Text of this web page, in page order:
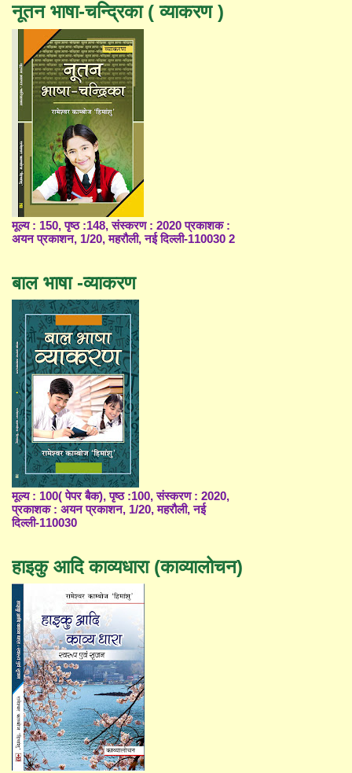
नूतन भाषा-चन्द्रिका ( व्याकरण )
मूल्य : 150, पृष्ठ :148, संस्करण : 2020 प्रकाशक :
अयन प्रकाशन, 1/20, महरौली, नई दिल्ली-110030 2
बाल भाषा -व्याकरण
मूल्य : 100( पेपर बैक), पृष्ठ :100, संस्करण : 2020,
प्रकाशक : अयन प्रकाशन, 1/20, महरौली, नई
दिल्ली-110030
हाइकु आदि काव्यधारा (काव्यालोचन)